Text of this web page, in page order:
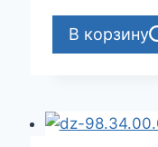
В корзину